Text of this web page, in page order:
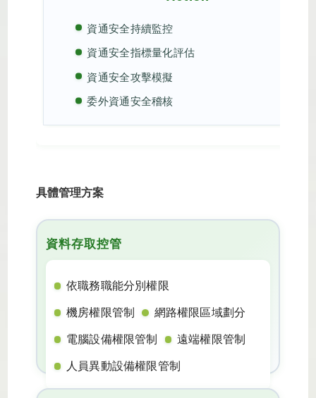
資通安全持續監控
資通安全指標量化評估
資通安全攻擊模擬
委外資通安全稽核
具體管理方案
資料存取控管
依職務職能分別權限
機房權限管制
網路權限區域劃分
電腦設備權限管制
遠端權限管制
人員異動設備權限管制